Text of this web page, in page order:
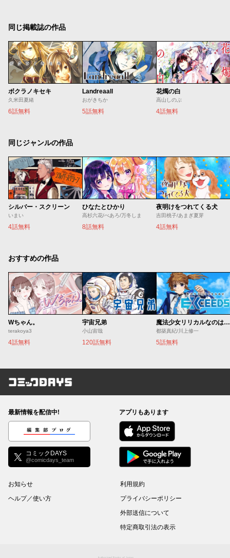
同じ掲載誌の作品
ボクラノキセキ
久米田夏緒
6話無料
Landreaall
おがきちか
5話無料
花燭の白
高山しのぶ
4話無料
同じジャンルの作品
シルバー・スクリーン
いまい
4話無料
ひなたとひかり
高杉六花/べあろ/万冬しま
8話無料
夜明けをつれてくる犬
吉田桃子/あまぎ夏芽
4話無料
おすすめの作品
Wちゃん。
terakoya3
4話無料
宇宙兄弟
小山宙哉
120話無料
魔法少女リリカルなのは EXCEEDS
都築真紀/川上修一
5話無料
コミックDAYS
最新情報を配信中!
編集部ブログ
コミックDAYS
@comicdays_team
アプリもあります
お知らせ
ヘルプ／使い方
利用規約
プライバシーポリシー
外部送信について
特定商取引法の表示